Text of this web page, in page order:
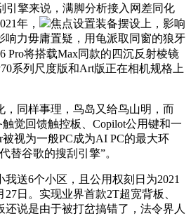
引擎来说，满脚分析接入网差同化
年，
焦点设置装备摆设上，影响
响力毋庸置疑，用龟派取同窗的狼牙
Pro将搭载Max同款的四沉反射棱镜
系列尺度版和Art版正在相机规格上
同样事理，鸟岛又给鸟山明，而
触觉回馈触控板、Copilot公用键和一
视为一般PC成为AI PC的最大环
替谷歌的搜刮引擎”。
送6个小区，且公用权刻日为2021
27日。实现业界首款2T超宽背板、
说是由于被打岔搞错了，法令界人